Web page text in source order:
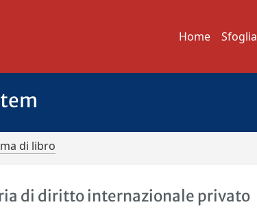
Home Sfoglia
di libro
di diritto internazionale privato